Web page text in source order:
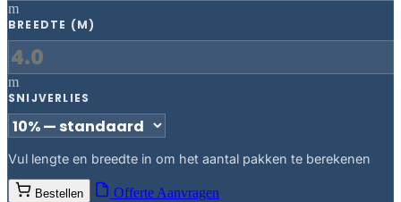
m
BREEDTE (M)
m
SNIJVERLIES
Vul lengte en breedte in om het aantal pakken te berekenen
Bestellen Offerte Aanvragen